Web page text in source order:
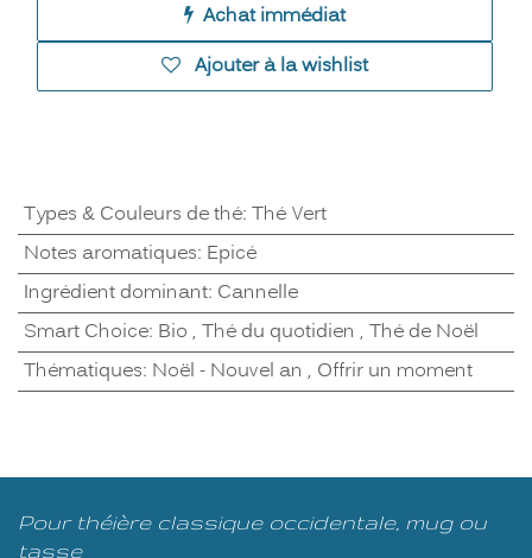
Achat immédiat
Ajouter à la wishlist
Types & Couleurs de thé: Thé Vert
Notes aromatiques: Epicé
Ingrédient dominant: Cannelle
Smart Choice: Bio , Thé du quotidien , Thé de Noël
Thématiques: Noël - Nouvel an , Offrir un moment
Pour théière classique occidentale, mug ou
tasse